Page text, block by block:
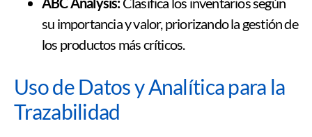
su importancia y valor, priorizando la gestión de
los productos más críticos.
Uso de Datos y Analítica para la
Trazabilidad